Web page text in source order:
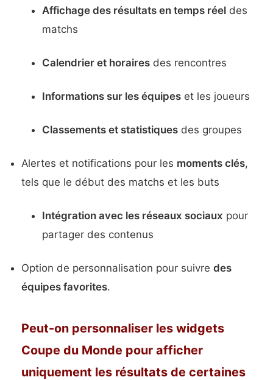
Affichage des résultats en temps réeldes
matchs
Calendrier et horairesdes rencontres
Informations sur les équipeset les joueurs
Classements et statistiquesdes groupes
Alertes et notifications pour les moments clés,
tels que le début des matchs et les buts
Intégration avec les réseaux sociaux pour
partager des contenus
Option de personnalisation pour suivre des
équipes favorites.
Peut-on personnaliser les widgets
Coupe du Monde pour afficher
uniquement les résultats de certaines